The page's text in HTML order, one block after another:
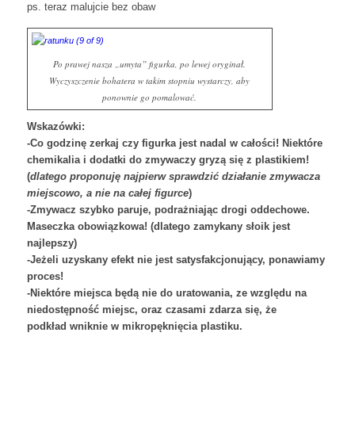
ps. teraz malujcie bez obaw
Po prawej nasza „umyta” figurka, po lewej oryginał.
Wyczyszczenie bohatera w takim stopniu wystarczy, aby
ponownie go pomalować.
Wskazówki:
-Co godzinę zerkaj czy figurka jest nadal w całości! Niektóre
chemikalia i dodatki do zmywaczy gryzą się z plastikiem!
(dlatego proponuję najpierw sprawdzić działanie zmywacza
miejscowo, a nie na całej figurce)
-Zmywacz szybko paruje, podrażniając drogi oddechowe.
Maseczka obowiązkowa! (dlatego zamykany słoik jest
najlepszy)
-Jeżeli uzyskany efekt nie jest satysfakcjonujący, ponawiamy
proces!
-Niektóre miejsca będą nie do uratowania, ze względu na
niedostępność miejsc, oraz czasami zdarza się, że
podkład wniknie w mikropęknięcia plastiku.